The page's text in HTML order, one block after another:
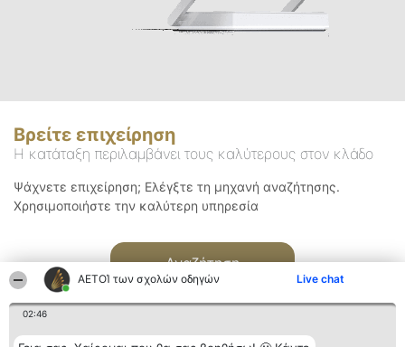
ΑΕΤΟΊ των σχολών οδηγών Live chat
02:46
Βρείτε επιχείρηση
Η κατάταξη περιλαμβάνει τους καλύτερους στον κλάδο
Ψάχνετε επιχείρηση; Ελέγξτε τη μηχανή αναζήτησης.
Χρησιμοποιήστε την καλύτερη υπηρεσία
Αναζήτηση